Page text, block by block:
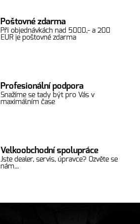
Poštovné zdarma
Při objednávkách nad 5000,- a 200
EUR je poštovné zdarma
Profesionální podpora
Snažíme se tady být pro Vás v
maximálním čase
Velkoobchodní spolupráce
Jste dealer, servis, úpravce? Ozvěte se
nám...